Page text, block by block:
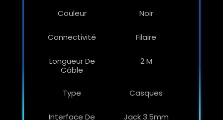
Couleur Noir
Connectivité Filaire
Longueur De
Câble
2 M
Type Casques
Interface De Jack 3.5mm